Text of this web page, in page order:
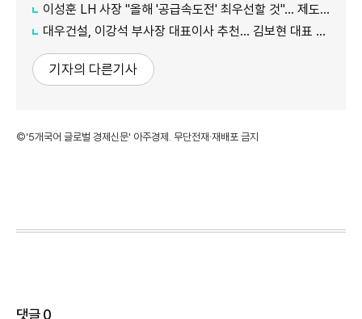
이성훈 LH 사장 "올해 '공급속도전' 최우선할 것"… 제도 개선·직원 참여 독려
대우건설, 이강석 부사장 대표이사 추천… 김보현 대표 용퇴
기자의 다른기사
©'5개국어 글로벌 경제신문' 아주경제. 무단전재·재배포 금지
댓글0